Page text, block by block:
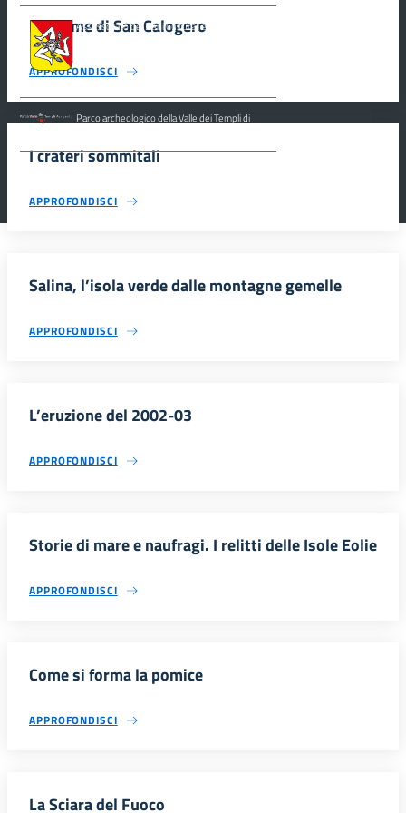
Le Terme di San Calogero
APPROFONDISCI
I crateri sommitali
APPROFONDISCI
Salina, l’isola verde dalle montagne gemelle
APPROFONDISCI
L’eruzione del 2002-03
APPROFONDISCI
Storie di mare e naufragi. I relitti delle Isole Eolie
APPROFONDISCI
Come si forma la pomice
APPROFONDISCI
La Sciara del Fuoco
Assessorato dei Beni Culturali e dell’Identità
Siciliana, Dipartimento dei Beni Culturali e
Parco archeologico della Valle dei Templi di